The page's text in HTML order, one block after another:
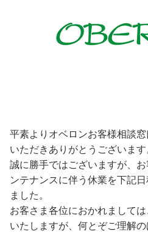
平素よりオベロンお客様相談
いただきありがとうございます
誠に勝手ではございますが、
ンテナンスに伴う休業を下記
ました。
お客さま各位におかれまして
いたしますが、何とぞご理解